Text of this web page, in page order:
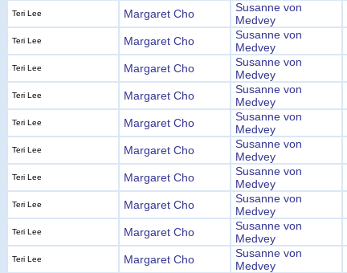
Teri Lee Margaret Cho
Susanne von
Medvey
Teri Lee Margaret Cho
Susanne von
Medvey
Teri Lee Margaret Cho
Susanne von
Medvey
Teri Lee Margaret Cho
Susanne von
Medvey
Teri Lee Margaret Cho
Susanne von
Medvey
Teri Lee Margaret Cho
Susanne von
Medvey
Teri Lee Margaret Cho
Susanne von
Medvey
Teri Lee Margaret Cho
Susanne von
Medvey
Teri Lee Margaret Cho
Susanne von
Medvey
Teri Lee Margaret Cho
Susanne von
Medvey